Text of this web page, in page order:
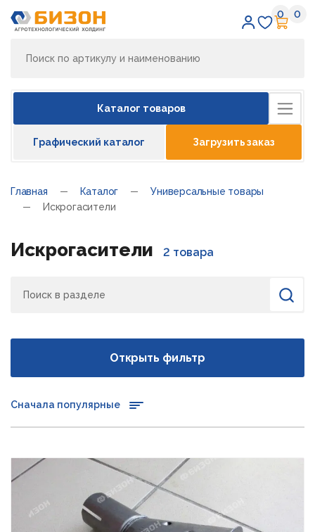
0 0
Каталог товаров
Графический каталог Загрузить заказ
Главная Каталог
Универсальные товары
Искрогасители
Искрогасители 2 товара
Найти
Открыть фильтр
Сначала популярные